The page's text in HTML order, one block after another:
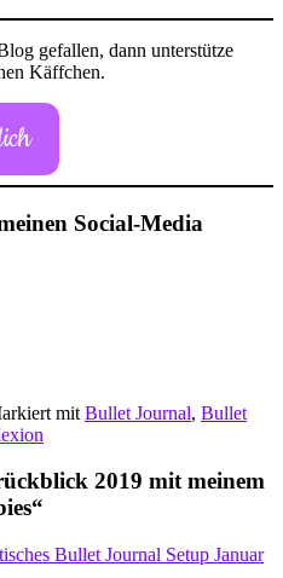
gefallen, dann unterstütze
Käffchen.
Social-Media
mit Bullet Journal, Bullet
2019 mit meinem
“
Bullet Journal Setup Januar